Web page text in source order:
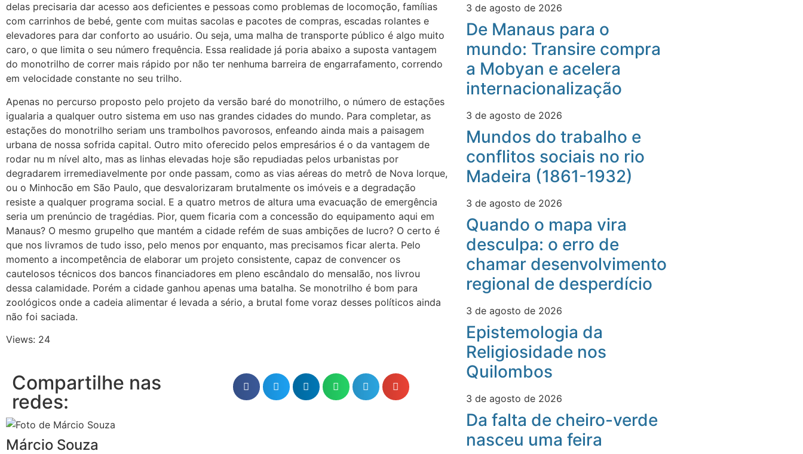
delas precisaria dar acesso aos deficientes e pessoas como problemas de locomoção, famílias
com carrinhos de bebé, gente com muitas sacolas e pacotes de compras, escadas rolantes e
elevadores para dar conforto ao usuário. Ou seja, uma malha de transporte público é algo muito
caro, o que limita o seu número frequência. Essa realidade já poria abaixo a suposta vantagem
do monotrilho de correr mais rápido por não ter nenhuma barreira de engarrafamento, correndo
em velocidade constante no seu trilho.
Apenas no percurso proposto pelo projeto da versão baré do monotrilho, o número de estações
igualaria a qualquer outro sistema em uso nas grandes cidades do mundo. Para completar, as
estações do monotrilho seriam uns trambolhos pavorosos, enfeando ainda mais a paisagem
urbana de nossa sofrida capital. Outro mito oferecido pelos empresários é o da vantagem de
rodar nu m nível alto, mas as linhas elevadas hoje são repudiadas pelos urbanistas por
degradarem irremediavelmente por onde passam, como as vias aéreas do metrô de Nova lorque,
ou o Minhocão em São Paulo, que desvalorizaram brutalmente os imóveis e a degradação
resiste a qualquer programa social. E a quatro metros de altura uma evacuação de emergência
seria um prenúncio de tragédias. Pior, quem ficaria com a concessão do equipamento aqui em
Manaus? O mesmo grupelho que mantém a cidade refém de suas ambições de lucro? O certo é
que nos livramos de tudo isso, pelo menos por enquanto, mas precisamos ficar alerta. Pelo
momento a incompetência de elaborar um projeto consistente, capaz de convencer os
cautelosos técnicos dos bancos financiadores em pleno escândalo do mensalão, nos livrou
dessa calamidade. Porém a cidade ganhou apenas uma batalha. Se monotrilho é bom para
zoológicos onde a cadeia alimentar é levada a sério, a brutal fome voraz desses políticos ainda
não foi saciada.
Views: 24
Compartilhe nas
redes:
Márcio Souza
3 de agosto de 2026
De Manaus para o
mundo: Transire compra
a Mobyan e acelera
internacionalização
3 de agosto de 2026
Mundos do trabalho e
conflitos sociais no rio
Madeira (1861-1932)
3 de agosto de 2026
Quando o mapa vira
desculpa: o erro de
chamar desenvolvimento
regional de desperdício
3 de agosto de 2026
Epistemologia da
Religiosidade nos
Quilombos
3 de agosto de 2026
Da falta de cheiro-verde
nasceu uma feira